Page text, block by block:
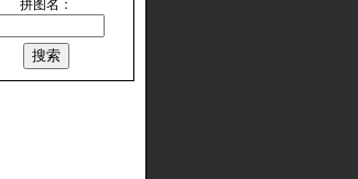
拼图名：